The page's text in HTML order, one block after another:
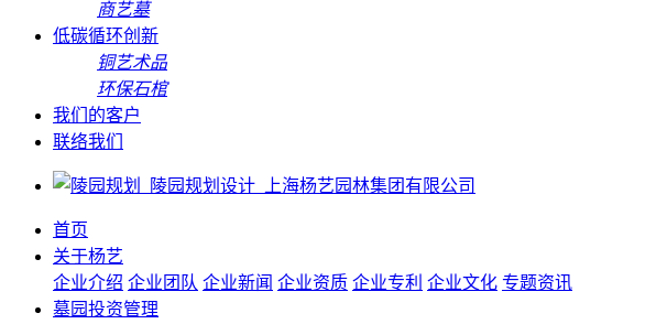
商艺墓
低碳循环创新
铜艺术品
环保石棺
我们的客户
联络我们
首页
关于杨艺
企业介绍 企业团队 企业新闻 企业资质 企业专利 企业文化 专题资讯
墓园投资管理